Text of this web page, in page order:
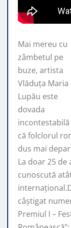
Mai mereu cu
zâmbetul pe
buze, artista
Vlăduța Maria
Lupău este
dovada
incontestabilă
că folclorul
dus mai
La doar 25 de
cunoscută
câştigat
Premiul I –